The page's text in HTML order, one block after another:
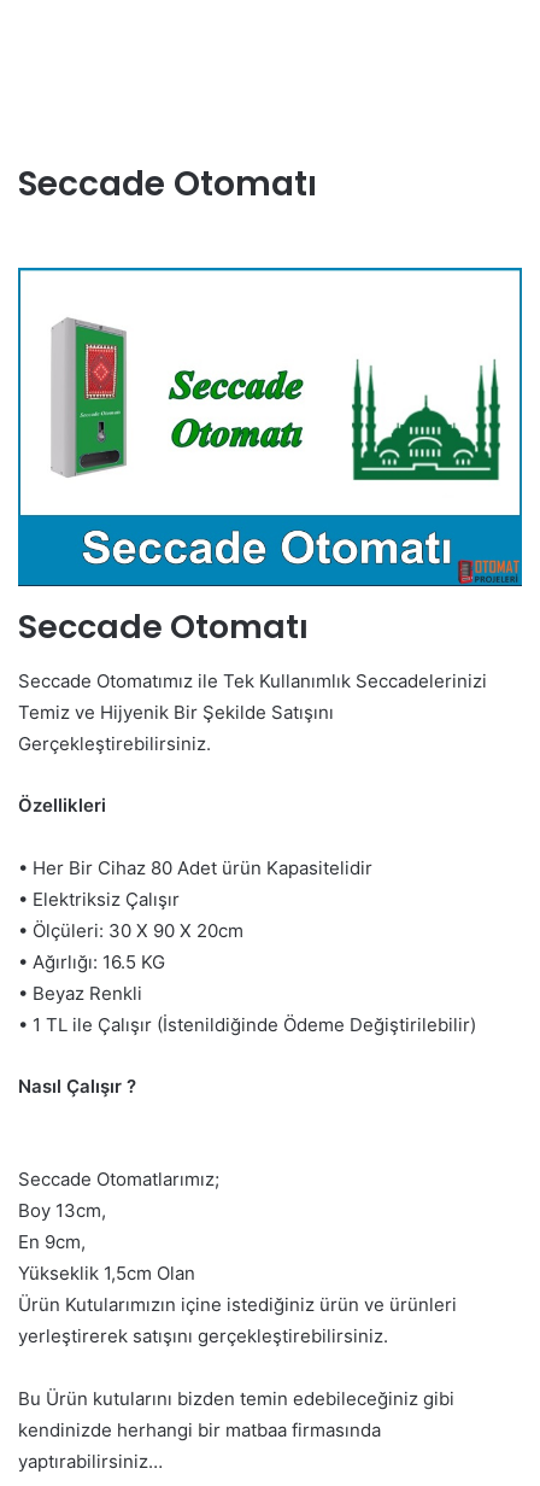
Seccade Otomatı
Seccade Otomatı
Seccade Otomatımız ile Tek Kullanımlık Seccadelerinizi
Temiz ve Hijyenik Bir Şekilde Satışını
Gerçekleştirebilirsiniz.
Özellikleri
• Her Bir Cihaz 80 Adet ürün Kapasitelidir
• Elektriksiz Çalışır
• Ölçüleri: 30 X 90 X 20cm
• Ağırlığı: 16.5 KG
• Beyaz Renkli
• 1 TL ile Çalışır (İstenildiğinde Ödeme Değiştirilebilir)
Nasıl Çalışır ?
Seccade Otomatlarımız;
Boy 13cm,
En 9cm,
Yükseklik 1,5cm Olan
Ürün Kutularımızın içine istediğiniz ürün ve ürünleri
yerleştirerek satışını gerçekleştirebilirsiniz.
Bu Ürün kutularını bizden temin edebileceğiniz gibi
kendinizde herhangi bir matbaa firmasında
yaptırabilirsiniz…